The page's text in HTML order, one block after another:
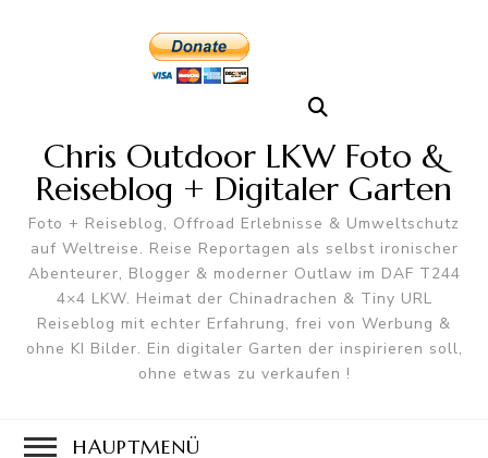
Chris Outdoor LKW Foto &
Reiseblog + Digitaler Garten
Foto + Reiseblog, Offroad Erlebnisse & Umweltschutz
auf Weltreise. Reise Reportagen als selbst ironischer
Abenteurer, Blogger & moderner Outlaw im DAF T244
4×4 LKW. Heimat der Chinadrachen & Tiny URL
Reiseblog mit echter Erfahrung, frei von Werbung &
ohne KI Bilder. Ein digitaler Garten der inspirieren soll,
ohne etwas zu verkaufen !
HAUPTMENÜ